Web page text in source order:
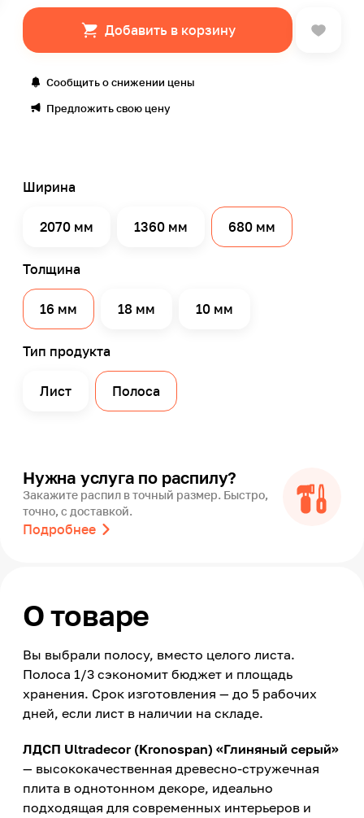
Добавить в корзину
Сообщить о снижении цены
Предложить свою цену
Ширина
2070 мм 1360 мм 680 мм
Толщина
16 мм 18 мм 10 мм
Тип продукта
Лист Полоса
Нужна услуга по распилу?
Закажите распил в точный размер. Быстро,
точно, с доставкой.
Подробнее
О товаре
Вы выбрали полосу, вместо целого листа.
Полоса 1/3 сэкономит бюджет и площадь
хранения. Срок изготовления — до 5 рабочих
дней, если лист в наличии на складе.
ЛДСП Ultradecor (Kronospan) «Глиняный серый»
— высококачественная древесно-стружечная
плита в однотонном декоре, идеально
подходящая для современных интерьеров и